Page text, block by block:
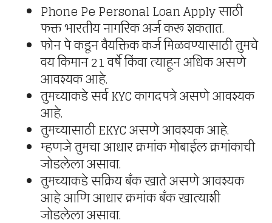
Phone Pe Personal Loan Apply साठी
फक्त भारतीय नागरिक अर्ज करू शकतात.
फोन पे कडून वैयक्तिक कर्ज मिळवण्यासाठी तुमचे
वय किमान 21 वर्षे किंवा त्याहून अधिक असणे
आवश्यक आहे.
तुमच्याकडे सर्व KYC कागदपत्रे असणे आवश्यक
आहे.
तुमच्यासाठी EKYC असणे आवश्यक आहे.
म्हणजे तुमचा आधार क्रमांक मोबाईल क्रमांकाची
जोडलेला असावा.
तुमच्याकडे सक्रिय बँक खाते असणे आवश्यक
आहे आणि आधार क्रमांक बँक खात्याशी
जोडलेला असावा.